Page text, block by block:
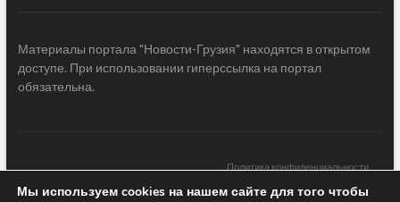
Материалы портала "Новости-Грузия" находятся в открытом
доступе. При использовании гиперссылка на портал
обязательна.
Политика конфиденциальности
Мы используем cookies на нашем сайте для того чтобы